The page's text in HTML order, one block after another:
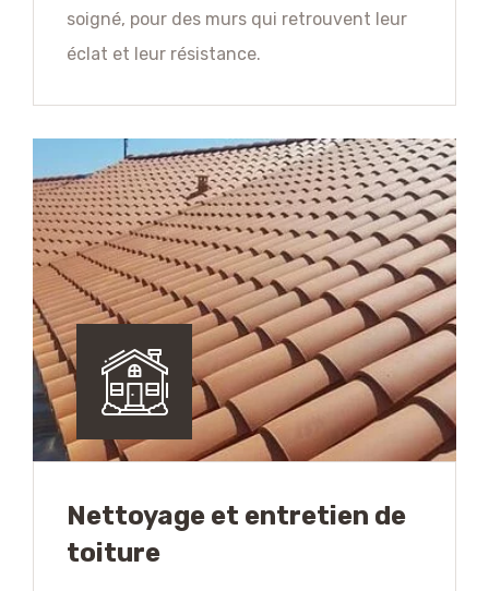
soigné, pour des murs qui retrouvent leur
éclat et leur résistance.
Nettoyage et entretien de
toiture